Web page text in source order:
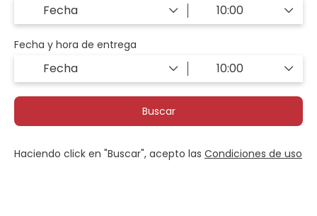
Fecha y hora de entrega
Buscar
Haciendo click en "Buscar", acepto las Condiciones de uso